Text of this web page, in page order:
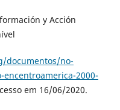
y Acción
documentos/no-
2000-
em 16/06/2020.